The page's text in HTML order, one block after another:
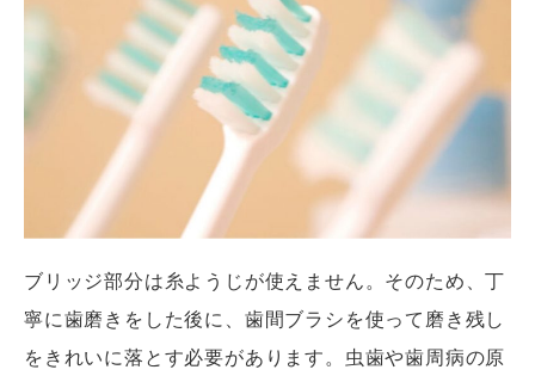
ブリッジ部分は糸ようじが使えません。そのため、丁
寧に歯磨きをした後に、歯間ブラシを使って磨き残し
をきれいに落とす必要があります。虫歯や歯周病の原